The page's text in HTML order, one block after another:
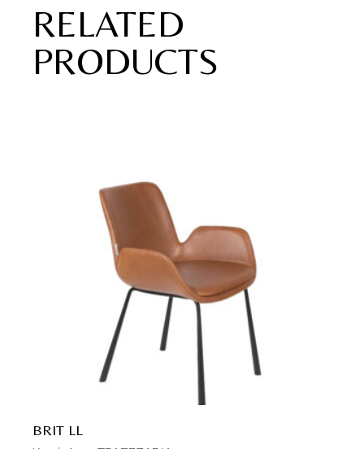
RELATED
PRODUCTS
BRIT LL